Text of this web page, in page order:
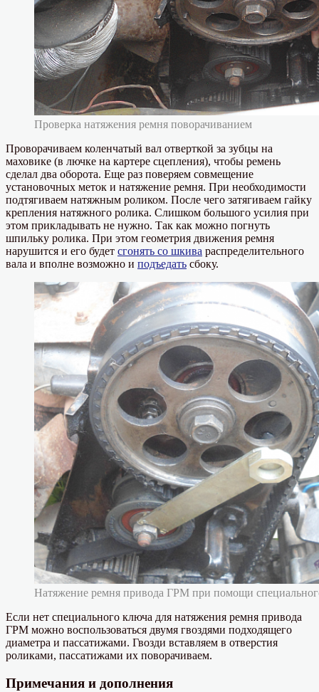
Проверка натяжения ремня поворачиванием
Проворачиваем коленчатый вал отверткой за зубцы на
маховике (в лючке на картере сцепления), чтобы ремень
сделал два оборота. Еще раз поверяем совмещение
установочных меток и натяжение ремня. При необходимости
подтягиваем натяжным роликом. После чего затягиваем гайку
крепления натяжного ролика. Слишком большого усилия при
этом прикладывать не нужно. Так как можно погнуть
шпильку ролика. При этом геометрия движения ремня
нарушится и его будет сгонять со шкива распределительного
вала и вполне возможно и подъедать сбоку.
Натяжение ремня привода ГРМ при помощи
Если нет специального ключа для натяжения ремня привода
ГРМ можно воспользоваться двумя гвоздями подходящего
диаметра и пассатижами. Гвозди вставляем в отверстия
роликами, пассатижами их поворачиваем.
Примечания и дополнения